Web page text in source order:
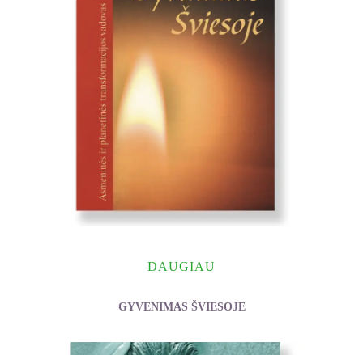
DAUGIAU
GYVENIMAS ŠVIESOJE
Shakti Gawain